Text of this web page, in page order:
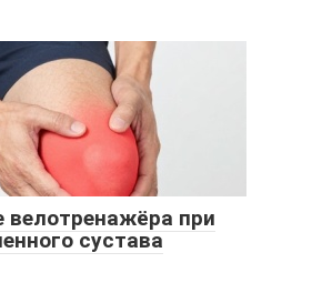
велотренажёра при
сустава